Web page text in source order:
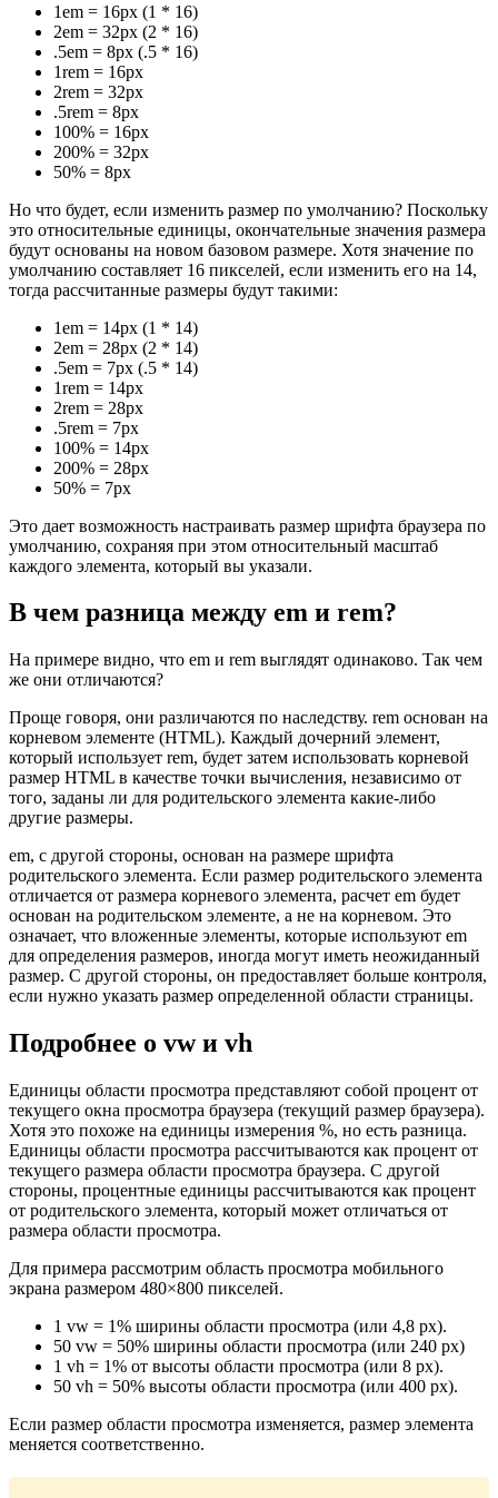
1em = 16px (1 * 16)
2em = 32px (2 * 16)
.5em = 8px (.5 * 16)
1rem = 16px
2rem = 32px
.5rem = 8px
100% = 16px
200% = 32px
50% = 8px
Но что будет, если изменить размер по умолчанию? Поскольку
это относительные единицы, окончательные значения размера
будут основаны на новом базовом размере. Хотя значение по
умолчанию составляет 16 пикселей, если изменить его на 14,
тогда рассчитанные размеры будут такими:
1em = 14px (1 * 14)
2em = 28px (2 * 14)
.5em = 7px (.5 * 14)
1rem = 14px
2rem = 28px
.5rem = 7px
100% = 14px
200% = 28px
50% = 7px
Это дает возможность настраивать размер шрифта браузера по
умолчанию, сохраняя при этом относительный масштаб
каждого элемента, который вы указали.
В чем разница между em и rem?
На примере видно, что em и rem выглядят одинаково. Так чем
же они отличаются?
Проще говоря, они различаются по наследству. rem основан на
корневом элементе (HTML). Каждый дочерний элемент,
который использует rem, будет затем использовать корневой
размер HTML в качестве точки вычисления, независимо от
того, заданы ли для родительского элемента какие-либо
другие размеры.
em, с другой стороны, основан на размере шрифта
родительского элемента. Если размер родительского элемента
отличается от размера корневого элемента, расчет em будет
основан на родительском элементе, а не на корневом. Это
означает, что вложенные элементы, которые используют em
для определения размеров, иногда могут иметь неожиданный
размер. С другой стороны, он предоставляет больше контроля,
если нужно указать размер определенной области страницы.
Подробнее о vw и vh
Единицы области просмотра представляют собой процент от
текущего окна просмотра браузера (текущий размер браузера).
Хотя это похоже на единицы измерения %, но есть разница.
Единицы области просмотра рассчитываются как процент от
текущего размера области просмотра браузера. С другой
стороны, процентные единицы рассчитываются как процент
от родительского элемента, который может отличаться от
размера области просмотра.
Для примера рассмотрим область просмотра мобильного
экрана размером 480×800 пикселей.
1 vw = 1% ширины области просмотра (или 4,8 px).
50 vw = 50% ширины области просмотра (или 240 px)
1 vh = 1% от высоты области просмотра (или 8 px).
50 vh = 50% высоты области просмотра (или 400 px).
Если размер области просмотра изменяется, размер элемента
меняется соответственно.